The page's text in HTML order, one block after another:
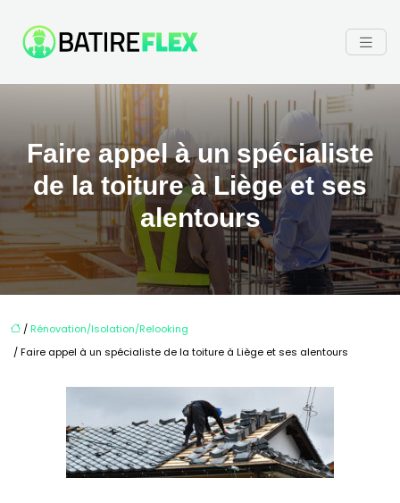
Faire appel à un spécialiste
de la toiture à Liège et ses
alentours
/ Rénovation/Isolation/Relooking
/ Faire appel à un spécialiste de la toiture à Liège et ses alentours